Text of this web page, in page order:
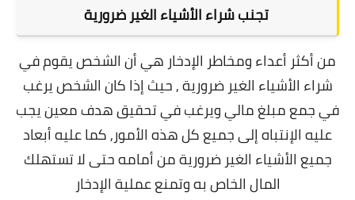
تجنب شراء الأشياء الغير ضرورية
من أكثر أعداء ومخاطر الإدخار هي أن الشخص يقوم في
شراء الأشياء الغير ضرورية , حيث إذا كان الشخص يرغب
في جمع مبلغ مالي ويرغب في تحقيق هدف معين يجب
عليه الإنتباه إلى جميع كل هذه الأمور,كما عليه أبعاد
جميع الأشياء الغير ضرورية من أمامه حتى لا تستهلك
المال الخاص به وتمنع عملية الإدخار